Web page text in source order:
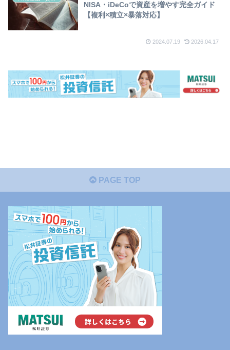
NISA・iDeCoで資産を増やす完全ガイド
【複利×積立×暴落対応】
2024.07.19 2026.04.17
PAGE TOP